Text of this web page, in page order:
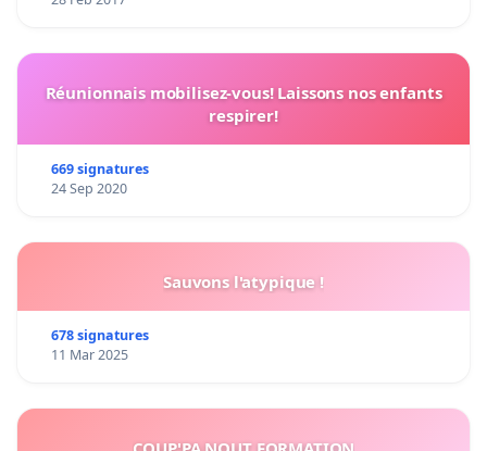
Réunionnais mobilisez-vous! Laissons nos enfants
respirer!
669 signatures
24 Sep 2020
Sauvons l'atypique !
678 signatures
11 Mar 2025